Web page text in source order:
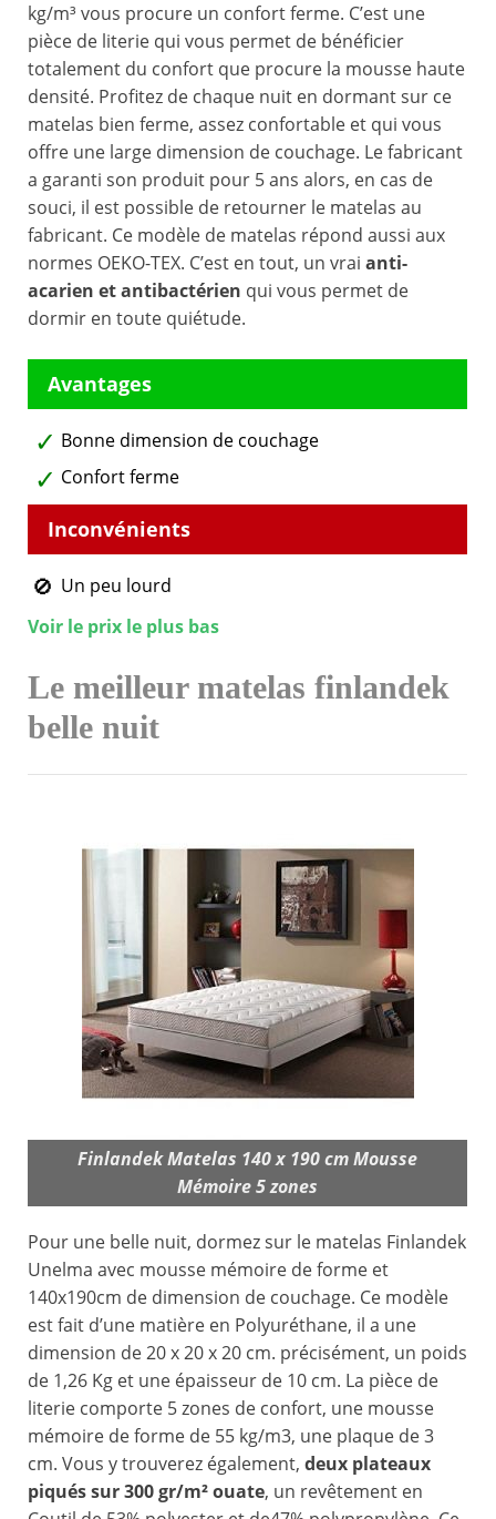
kg/m³ vous procure un confort ferme. C’est une
pièce de literie qui vous permet de bénéficier
totalement du confort que procure la mousse haute
densité. Profitez de chaque nuit en dormant sur ce
matelas bien ferme, assez confortable et qui vous
offre une large dimension de couchage. Le fabricant
a garanti son produit pour 5 ans alors, en cas de
souci, il est possible de retourner le matelas au
fabricant. Ce modèle de matelas répond aussi aux
normes OEKO-TEX. C’est en tout, un vrai anti-
acarien et antibactérien qui vous permet de
dormir en toute quiétude.
Bonne dimension de couchage
Confort ferme
Un peu lourd
Voir le prix le plus bas
Le meilleur matelas finlandek
belle nuit
Finlandek Matelas 140 x 190 cm Mousse
Mémoire 5 zones
Pour une belle nuit, dormez sur le matelas Finlandek
Unelma avec mousse mémoire de forme et
140x190cm de dimension de couchage. Ce modèle
est fait d’une matière en Polyuréthane, il a une
dimension de 20 x 20 x 20 cm. précisément, un poids
de 1,26 Kg et une épaisseur de 10 cm. La pièce de
literie comporte 5 zones de confort, une mousse
mémoire de forme de 55 kg/m3, une plaque de 3
cm. Vous y trouverez également, deux plateaux
piqués sur 300 gr/m² ouate, un revêtement en